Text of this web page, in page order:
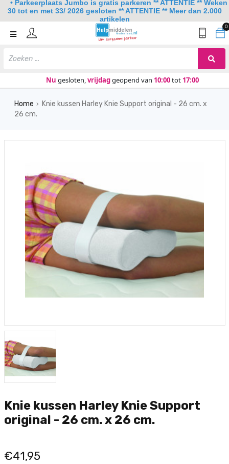
0
Nu gesloten,vrijdaggeopend van 10:00tot 17:00
Home
Keuken
Over ons
Contact
Home › Knie kussen Harley Knie Support original - 26 cm. x
26 cm.
Knie kussen Harley Knie Support
original - 26 cm. x 26 cm.
€41,95
• Parkeerplaats Jumbo is gratis parkeren ** ATTENTIE ** Weken
30 tot en met 33/ 2026 gesloten ** ATTENTIE ** Meer dan 2.000
artikelen